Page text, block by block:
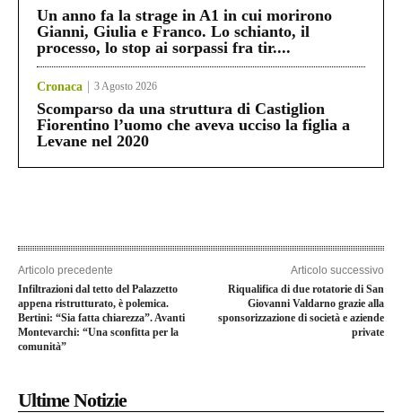
Un anno fa la strage in A1 in cui morirono
Gianni, Giulia e Franco. Lo schianto, il
processo, lo stop ai sorpassi fra tir....
Cronaca 3 Agosto 2026
Scomparso da una struttura di Castiglion
Fiorentino l’uomo che aveva ucciso la figlia a
Levane nel 2020
Articolo precedente
Infiltrazioni dal tetto del Palazzetto
appena ristrutturato, è polemica.
Bertini: “Sia fatta chiarezza”. Avanti
Montevarchi: “Una sconfitta per la
comunità”
Articolo successivo
Riqualifica di due rotatorie di San
Giovanni Valdarno grazie alla
sponsorizzazione di società e aziende
private
Ultime Notizie